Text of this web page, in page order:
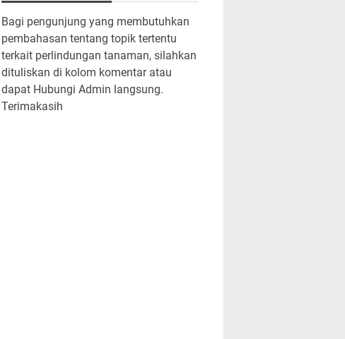
Bagi pengunjung yang membutuhkan
pembahasan tentang topik tertentu
terkait perlindungan tanaman, silahkan
dituliskan di kolom komentar atau
dapat Hubungi Admin langsung.
Terimakasih